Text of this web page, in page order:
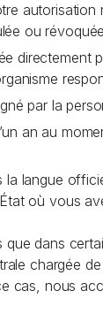
autorisation
ou révoquée
directement
par la
an au
la langue
où vous
dans
chargée
cas, nous